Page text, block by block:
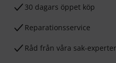
30 dagars öppet köp
Reparationsservice
Råd från våra sak-experter